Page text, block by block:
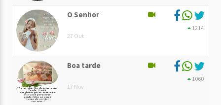
O Senhor
27 Out
1214
Boa tarde
17 Nov
1060